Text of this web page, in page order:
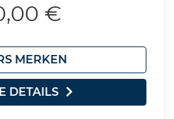
€
MERKEN
DETAILS